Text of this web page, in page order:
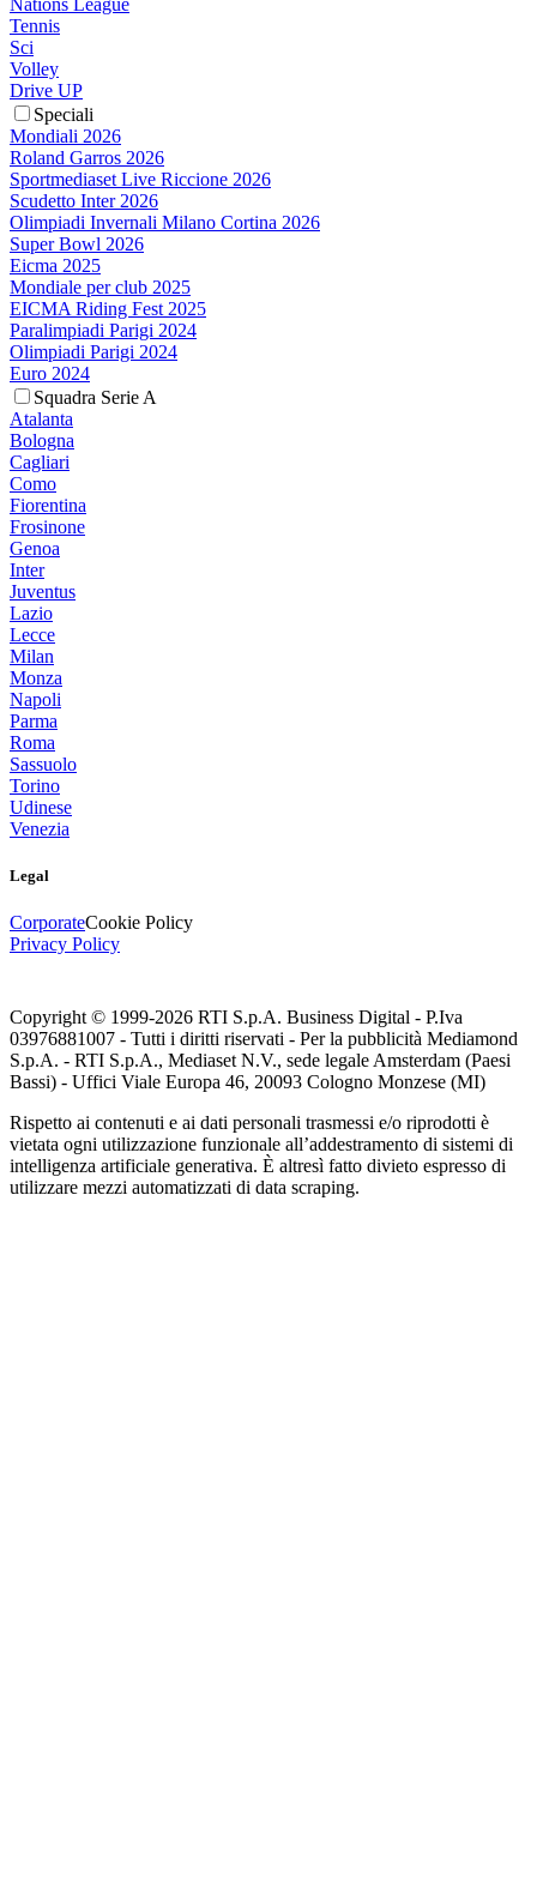
Tennis
Sci
Volley
Drive UP
Speciali
Mondiali 2026
Roland Garros 2026
Sportmediaset Live Riccione 2026
Scudetto Inter 2026
Olimpiadi Invernali Milano Cortina 2026
Super Bowl 2026
Eicma 2025
Mondiale per club 2025
EICMA Riding Fest 2025
Paralimpiadi Parigi 2024
Olimpiadi Parigi 2024
Euro 2024
Squadra Serie A
Atalanta
Bologna
Cagliari
Como
Fiorentina
Frosinone
Genoa
Inter
Juventus
Lazio
Lecce
Milan
Monza
Napoli
Parma
Roma
Sassuolo
Torino
Udinese
Venezia
Legal
CorporateCookie Policy
Privacy Policy
Copyright © 1999-2026 RTI S.p.A. Business Digital - P.Iva
03976881007 - Tutti i diritti riservati - Per la pubblicità Mediamond
S.p.A. - RTI S.p.A., Mediaset N.V., sede legale Amsterdam (Paesi
Bassi) - Uffici Viale Europa 46, 20093 Cologno Monzese (MI)
Rispetto ai contenuti e ai dati personali trasmessi e/o riprodotti è
vietata ogni utilizzazione funzionale all’addestramento di sistemi di
intelligenza artificiale generativa. È altresì fatto divieto espresso di
utilizzare mezzi automatizzati di data scraping.